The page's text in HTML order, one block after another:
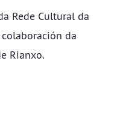
Rede Cultural da
da
Rianxo.